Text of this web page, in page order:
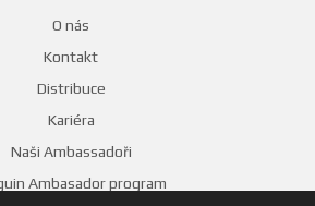
O nás
Kontakt
Distribuce
Kariéra
Naši Ambassadoři
Ambasador program